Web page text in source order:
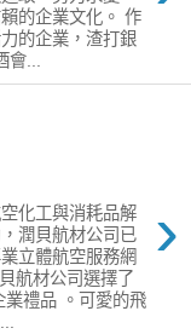
的企業文化。 作
的企業，渣打銀
...
›
化工與消耗品解
潤貝航材公司已
立體航空服務網
航材公司選擇了
業禮品 。可愛的飛